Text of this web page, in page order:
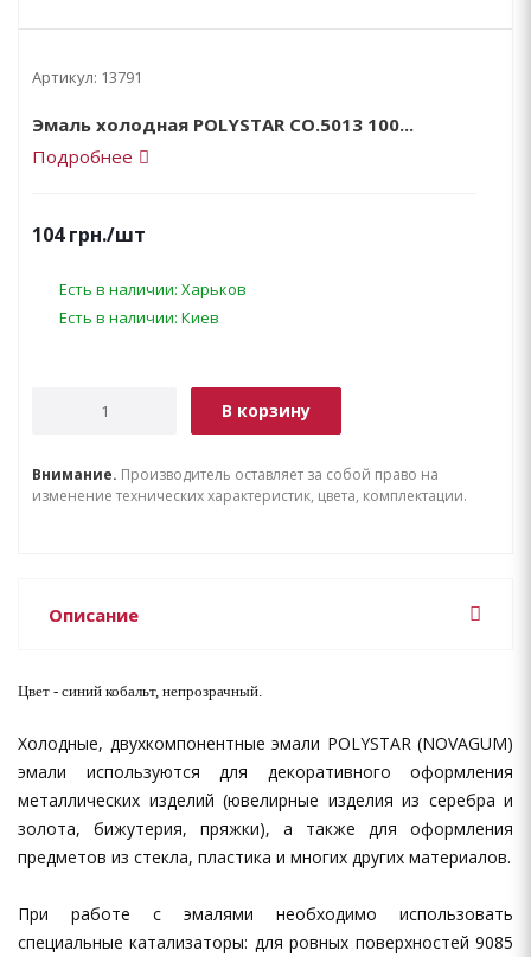
Артикул: 13791
Эмаль холодная POLYSTAR CO.5013 100...
Подробнее
104грн./шт
Есть в наличии: Харьков
Есть в наличии: Киев
В корзину
Внимание. Производитель оставляет за собой право на
изменение технических характеристик, цвета, комплектации.
Описание
Цвет - синий кобальт, непрозрачный.
Холодные, двухкомпонентные эмали POLYSTAR (NOVAGUM)
эмали используются для декоративного оформления
металлических изделий (ювелирные изделия из серебра и
золота, бижутерия, пряжки), а также для оформления
предметов из стекла, пластика и многих других материалов.
При работе с эмалями необходимо использовать
специальные катализаторы: для ровных поверхностей 9085